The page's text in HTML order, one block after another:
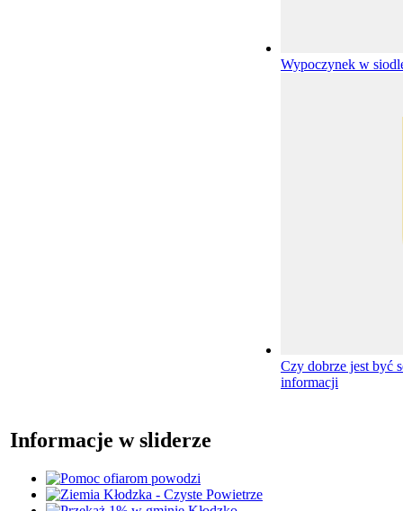
Wypoczynek w
Czy dobrze jest być
informacji
Informacje w sliderze